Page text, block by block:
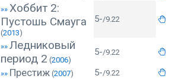
»» Хоббит 2:
Пустошь Смауга
(2013)
5-/9.22
»» Ледниковый
период 2 (2006)
5-/9.22
»» Престиж (2007) 5-/9.22